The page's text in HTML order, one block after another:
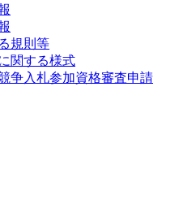
規則等
関する様式
争入札参加資格審査申請